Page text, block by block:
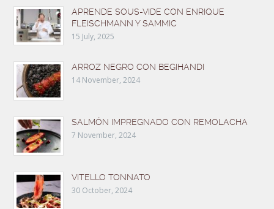
APRENDE SOUS-VIDE CON ENRIQUE
FLEISCHMANN Y SAMMIC
15 July, 2025
ARROZ NEGRO CON BEGIHANDI
14 November, 2024
SALMÓN IMPREGNADO CON REMOLACHA
7 November, 2024
VITELLO TONNATO
30 October, 2024